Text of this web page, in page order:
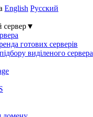
English Русский
сервер▼
готових серверів
виділеного сервера